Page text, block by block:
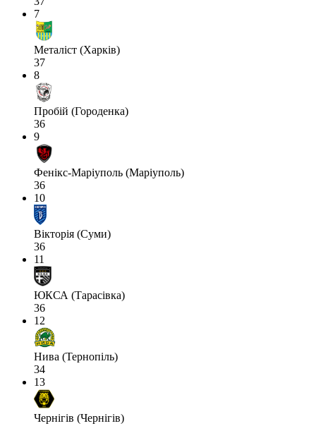
7
Металіст (Харків)
37
8
Пробій (Городенка)
36
9
Фенікс-Маріуполь (Маріуполь)
36
10
Вікторія (Суми)
36
11
ЮКСА (Тарасівка)
36
12
Нива (Тернопіль)
34
13
Чернігів (Чернігів)